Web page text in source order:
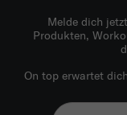
Melde dich
Produkten,
On top erwartet